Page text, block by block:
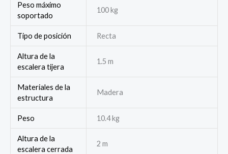
Peso máximo
soportado
100 kg
Tipo de posición Recta
Altura de la
escalera tijera
1.5 m
Materiales de la
estructura
Madera
Peso 10.4 kg
Altura de la
escalera cerrada
2 m